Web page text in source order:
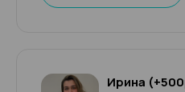
Ирина